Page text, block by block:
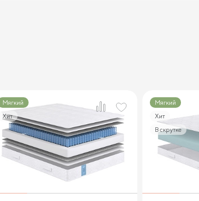
Мягкий
Хит
2
Мягкий
Хит
В скрутке